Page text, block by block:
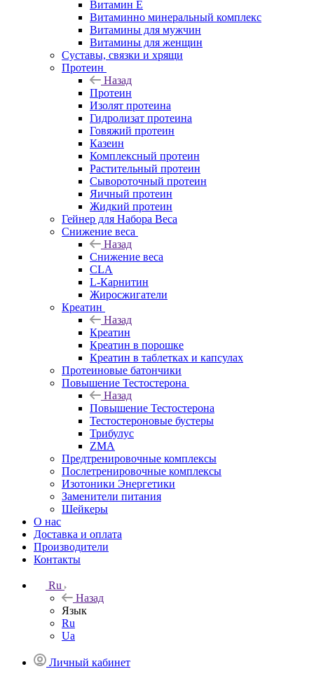
Витамин E
Витаминно минеральный комплекс
Витамины для мужчин
Витамины для женщин
Суставы, связки и хрящи
Протеин
Назад
Протеин
Изолят протеина
Гидролизат протеина
Говяжий протеин
Казеин
Комплексный протеин
Растительный протеин
Сывороточный протеин
Яичный протеин
Жидкий протеин
Гейнер для Набора Веса
Снижение веса
Назад
Снижение веса
CLA
L-Карнитин
Жиросжигатели
Креатин
Назад
Креатин
Креатин в порошке
Креатин в таблетках и капсулах
Протеиновые батончики
Повышение Тестостерона
Назад
Повышение Тестостерона
Тестостероновые бустеры
Трибулус
ZMA
Предтренировочные комплексы
Послетренировочные комплексы
Изотоники Энергетики
Заменители питания
Шейкеры
О нас
Доставка и оплата
Производители
Контакты
Ru
Назад
Язык
Ru
Ua
Личный кабинет